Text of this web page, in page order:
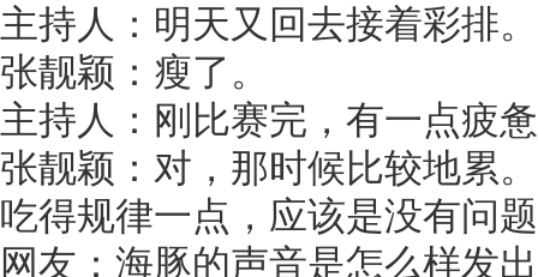
主持人：明天又回去接着彩排
张靓颖：瘦了。
主持人：刚比赛完，有一点疲
张靓颖：对，那时候比较地累
吃得规律一点，应该是没有问
网友：海豚的声音是怎么样发